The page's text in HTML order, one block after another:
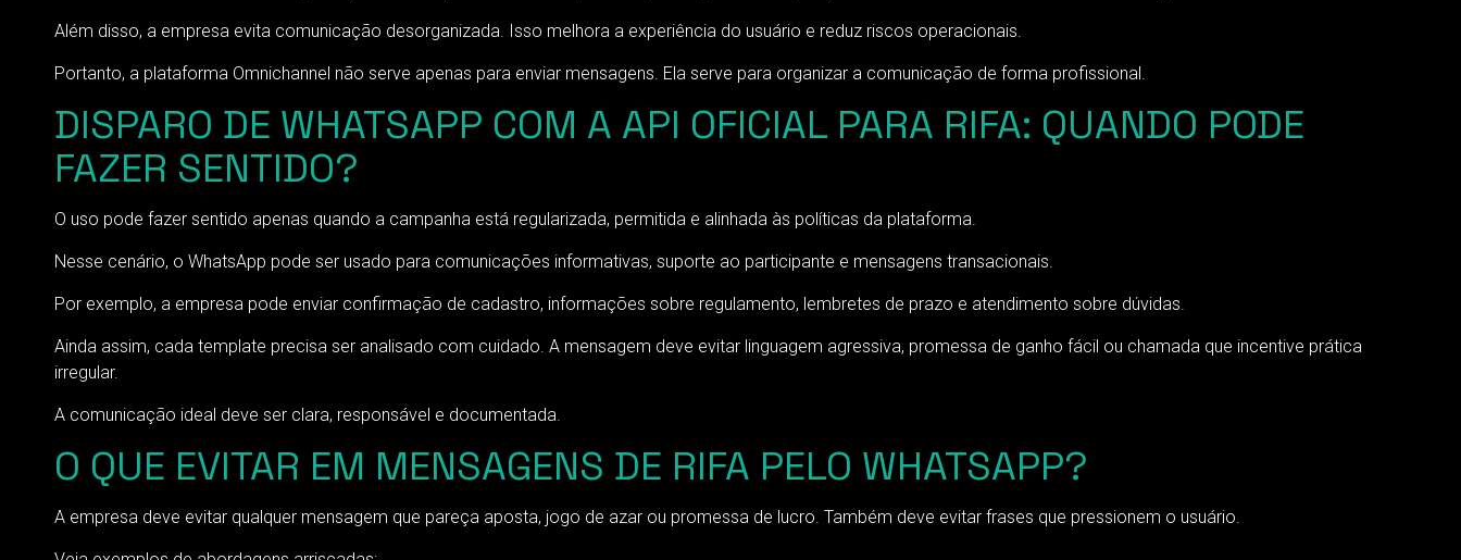
Além disso, a empresa evita comunicação desorganizada. Isso melhora a experiência do usuário e reduz riscos operacionais.
Portanto, a plataforma Omnichannel não serve apenas para enviar mensagens. Ela serve para organizar a comunicação de forma profissional.
DISPARO DE WHATSAPP COM A API OFICIAL PARA RIFA: QUANDO PODE
FAZER SENTIDO?
O uso pode fazer sentido apenas quando a campanha está regularizada, permitida e alinhada às políticas da plataforma.
Nesse cenário, o WhatsApp pode ser usado para comunicações informativas, suporte ao participante e mensagens transacionais.
Por exemplo, a empresa pode enviar confirmação de cadastro, informações sobre regulamento, lembretes de prazo e atendimento sobre dúvidas.
Ainda assim, cada template precisa ser analisado com cuidado. A mensagem deve evitar linguagem agressiva, promessa de ganho fácil ou chamada que incentive prática
irregular.
A comunicação ideal deve ser clara, responsável e documentada.
O QUE EVITAR EM MENSAGENS DE RIFA PELO WHATSAPP?
A empresa deve evitar qualquer mensagem que pareça aposta, jogo de azar ou promessa de lucro. Também deve evitar frases que pressionem o usuário.